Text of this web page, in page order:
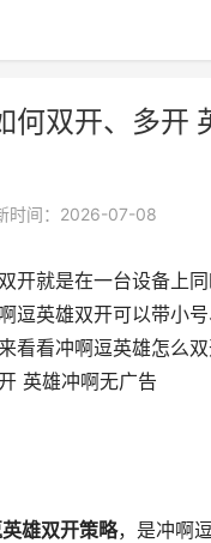
何双开、多开
时间：2026-07-08
开就是在一台设备上
逗英雄双开可以带小
看看冲啊逗英雄怎么
英雄冲啊无广告
雄双开策略，是冲啊